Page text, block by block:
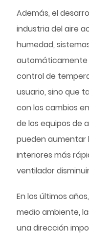
Además, el
industria del aire
humedad,
automáticamente
control de
usuario, sino que
con los cambios
de los equipos de
pueden aumentar
interiores más
ventilador
En los últimos
medio ambiente,
una dirección